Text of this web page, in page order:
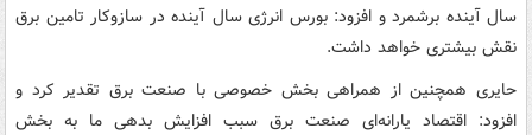
سال آینده برشمرد و افزود: بورس انرژی سال آینده در سازوکار تامین برق
نقش بیشتری خواهد داشت.
حایری همچنین از همراهی بخش خصوصی با صنعت برق تقدیر کرد و
افزود: اقتصاد یارانه‌ای صنعت برق سبب افزایش بدهی ما به بخش